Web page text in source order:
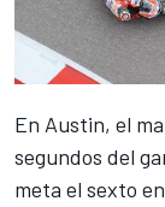
En Austin, el
segundos del
meta el sexto